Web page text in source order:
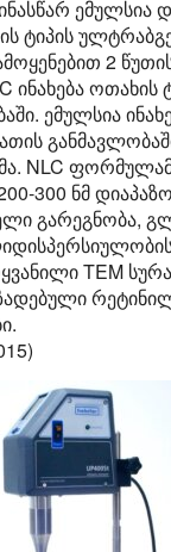
ემულსია
ტიპის
2
ინახება ოთახის
ემულსია
NLC ფორმულამ
300 ნმ
გარეგნობა,
TEM